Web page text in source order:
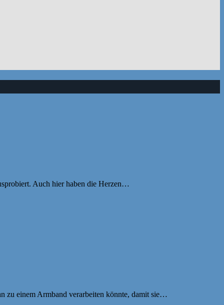
Auch hier haben die Herzen…
zu einem Armband verarbeiten könnte, damit sie…